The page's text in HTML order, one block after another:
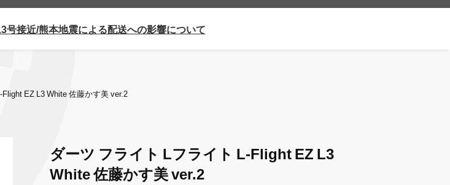
号接近/熊本地震による配送への影響について
EZ L3 White 佐藤かす美 ver.2
ダーツ フライト Lフライト L-Flight EZ L3
White 佐藤かす美 ver.2